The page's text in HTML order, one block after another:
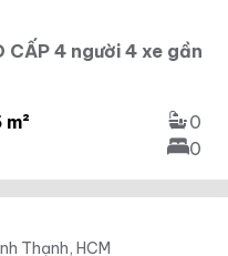
CẤP 4 người 4 xe gần
0
0
Thạnh, HCM